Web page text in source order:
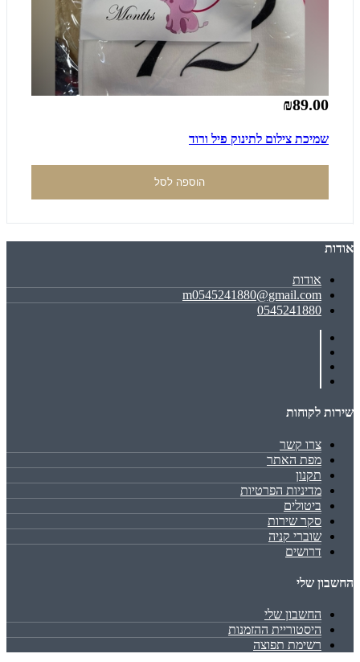
₪89.00
שמיכת צילום לתינוק פיל ורוד
הוספה לסל
אודות
אודות
m0545241880@gmail.com
0545241880
שירות לקוחות
צרו קשר
מפת האתר
תקנון
מדיניות הפרטיות
ביטולים
סקר שירות
שוברי קניה
דרושים
החשבון שלי
החשבון שלי
היסטוריית ההזמנות
רשימת תפוצה